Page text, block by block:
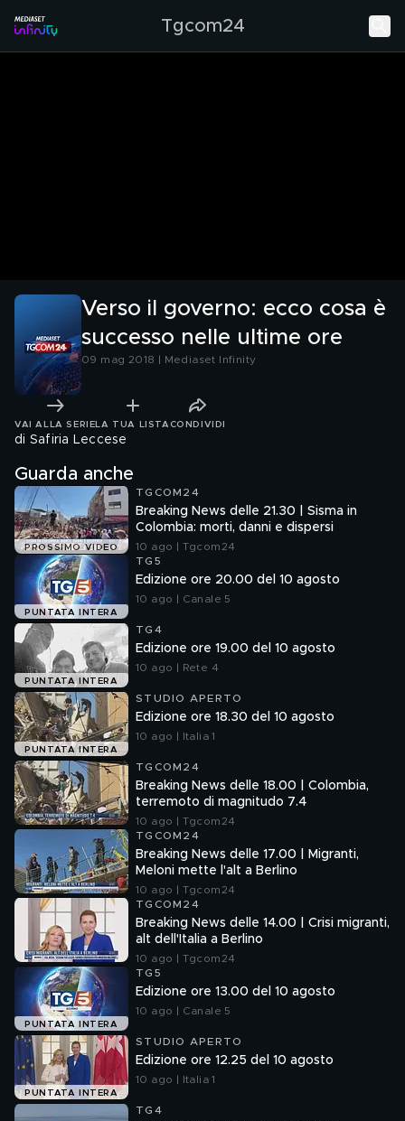
Tgcom24
Verso il governo: ecco cosa è
successo nelle ultime ore
09 mag 2018 | Mediaset Infinity
VAI ALLA SERIE LA TUA LISTA CONDIVIDI
di Safiria Leccese
Guarda anche
PROSSIMO VIDEO
TGCOM24
Breaking News delle 21.30 | Sisma in
Colombia: morti, danni e dispersi
10 ago | Tgcom24
PUNTATA INTERA
TG5
Edizione ore 20.00 del 10 agosto
10 ago | Canale 5
PUNTATA INTERA
TG4
Edizione ore 19.00 del 10 agosto
10 ago | Rete 4
PUNTATA INTERA
STUDIO APERTO
Edizione ore 18.30 del 10 agosto
10 ago | Italia 1
TGCOM24
Breaking News delle 18.00 | Colombia,
terremoto di magnitudo 7.4
10 ago | Tgcom24
TGCOM24
Breaking News delle 17.00 | Migranti,
Meloni mette l'alt a Berlino
10 ago | Tgcom24
TGCOM24
Breaking News delle 14.00 | Crisi migranti,
alt dell'Italia a Berlino
10 ago | Tgcom24
PUNTATA INTERA
TG5
Edizione ore 13.00 del 10 agosto
10 ago | Canale 5
PUNTATA INTERA
STUDIO APERTO
Edizione ore 12.25 del 10 agosto
10 ago | Italia 1
TG4